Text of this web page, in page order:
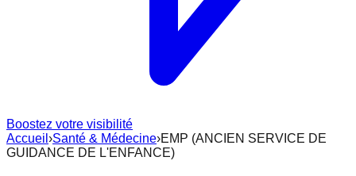
Boostez votre visibilité
Accueil ›Santé & Médecine›EMP (ANCIEN SERVICE DE
GUIDANCE DE L'ENFANCE)